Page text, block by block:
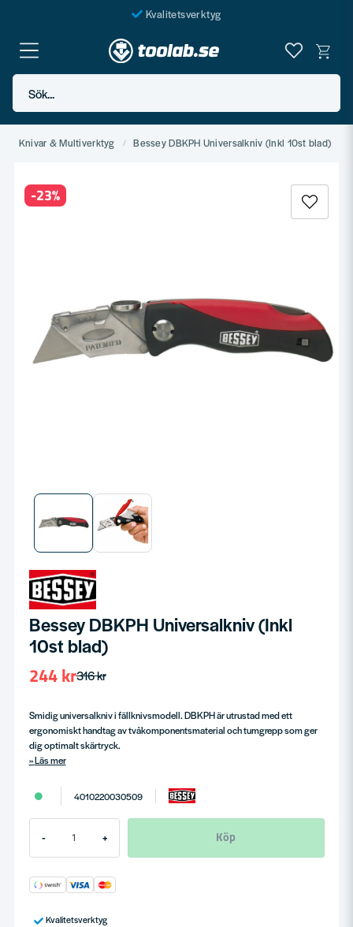
Kvalitetsverktyg
Fraktfritt över 999 SEK*
En järnhandel för alla
Sök...
Knivar & Multiverktyg Bessey DBKPH Universalkniv (Inkl 10st blad)
-23%
Bessey DBKPH Universalkniv (Inkl
10st blad)
316 kr
244 kr
Smidig universalkniv i fällknivsmodell. DBKPH är utrustad med ett
ergonomiskt handtag av tvåkomponentsmaterial och tumgrepp som ger
dig optimalt skärtryck.
Läs mer
4010220030509
- + Köp
Kvalitetsverktyg